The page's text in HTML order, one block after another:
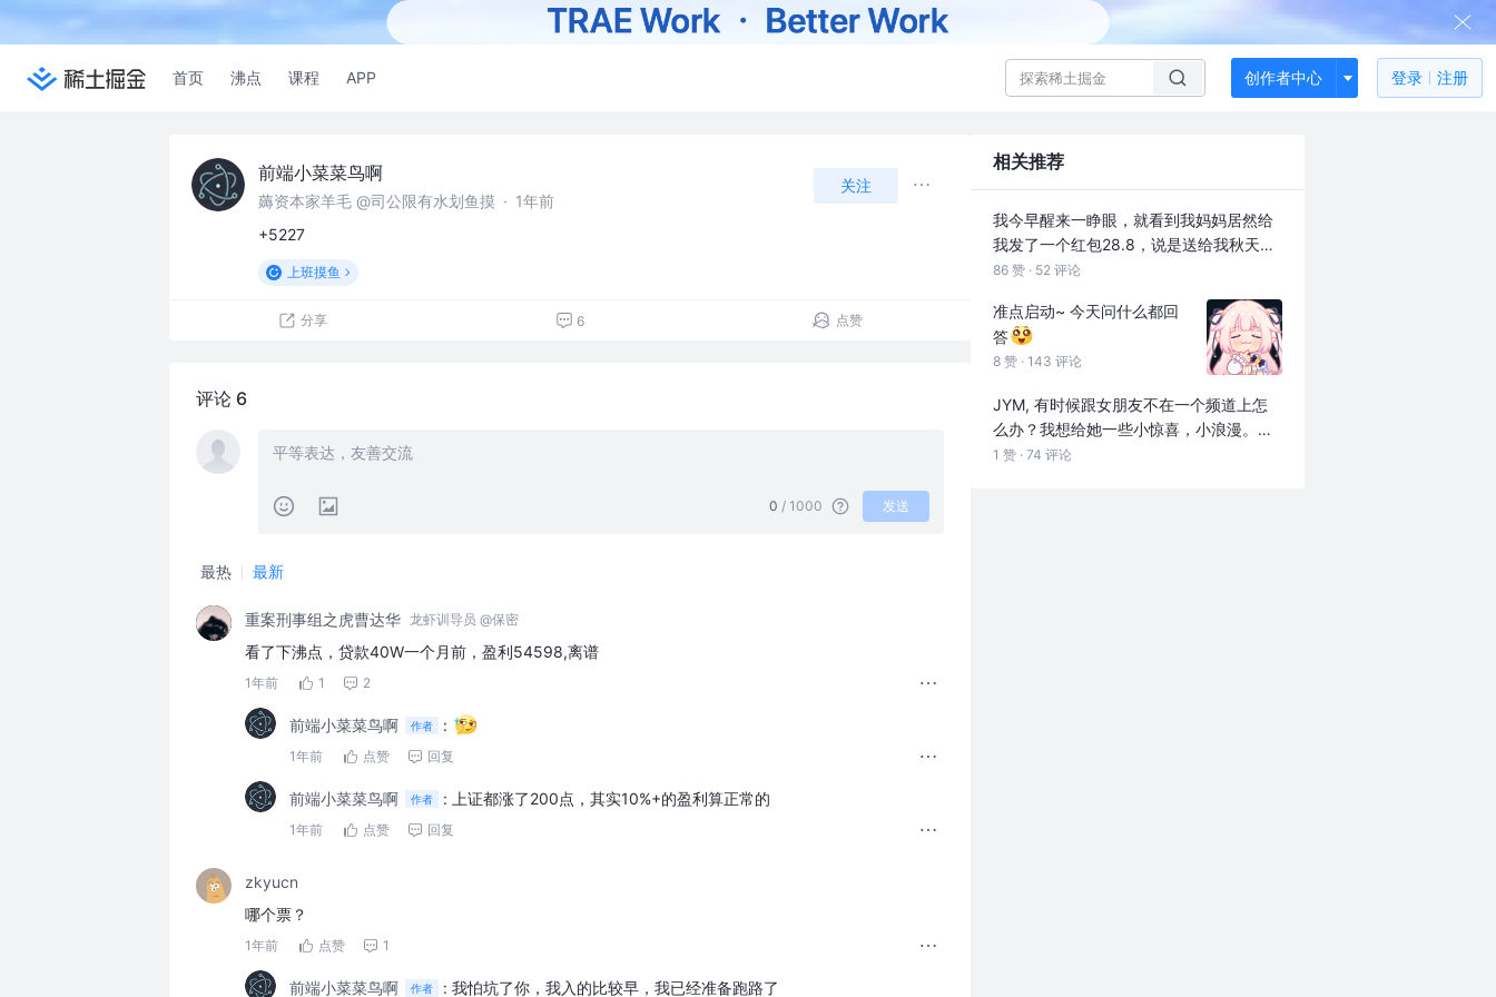
首页 沸点 课程 APP 创作者中心 登录 注册
前端小菜菜鸟啊
薅资本家羊毛 @司公限有水划鱼摸 · 1年前
关注
+5227
上班摸鱼
分享 6 点赞
评论 6
0 / 1000 发送
最热 最新
重案刑事组之虎曹达华 龙虾训导员 @保密
看了下沸点，贷款40W一个月前，盈利54598,离谱
1年前 1 2
前端小菜菜鸟啊 作者 :
1年前 点赞 回复
前端小菜菜鸟啊 作者 : 上证都涨了200点，其实10%+的盈利算正常的
1年前 点赞 回复
zkyucn
哪个票？
1年前 点赞 1
前端小菜菜鸟啊 作者 : 我怕坑了你，我入的比较早，我已经准备跑路了
相关推荐
我今早醒来一睁眼，就看到我妈妈居然给
我发了一个红包28.8，说是送给我秋天的
第一杯奶茶，你们能懂我的心情吗，这是
包了，我真的觉得超级开心，我妈妈是个
农村女人，很朴实，后来我们搬到城里，
她也一直在街上挑水果卖，现在她年纪大
了，就在小超市做收银员，她真的是一个
朴素了大半辈子的女人，我有时候玩的抖
音梗她根本不懂，但是她愿意为了我去看
86 赞 · 52 评论
准点启动~ 今天问什么都回
答
8 赞 · 143 评论
JYM, 有时候跟女朋友不在一个频道上怎
么办？我想给她一些小惊喜，小浪漫。但
她都无感；比如一些纪念日，刚开始还送
1 赞 · 74 评论